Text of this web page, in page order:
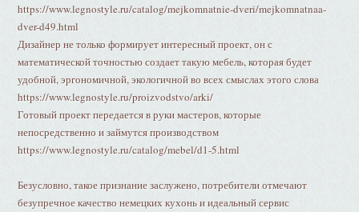
https://www.legnostyle.ru/catalog/mejkomnatnie-dveri/mejkomnatnaa-
dver-d49.html
Дизайнер не только формирует интересный проект, он с
математической точностью создает такую мебель, которая будет
удобной, эргономичной, экологичной во всех смыслах этого слова
https://www.legnostyle.ru/proizvodstvo/arki/
Готовый проект передается в руки мастеров, которые
непосредственно и займутся производством
https://www.legnostyle.ru/catalog/mebel/d1-5.html
Безусловно, такое признание заслужено, потребители отмечают
безупречное качество немецких кухонь и идеальный сервис